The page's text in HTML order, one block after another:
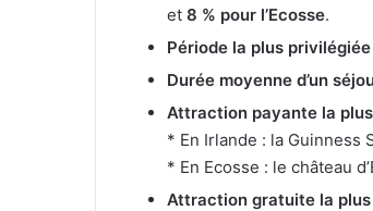
et 8 % pour l’Ecosse.
Période la plus privilégiée
Durée moyenne d’un
Attraction payante la
* En Irlande : la Guinness
* En Ecosse : le château
Attraction gratuite la